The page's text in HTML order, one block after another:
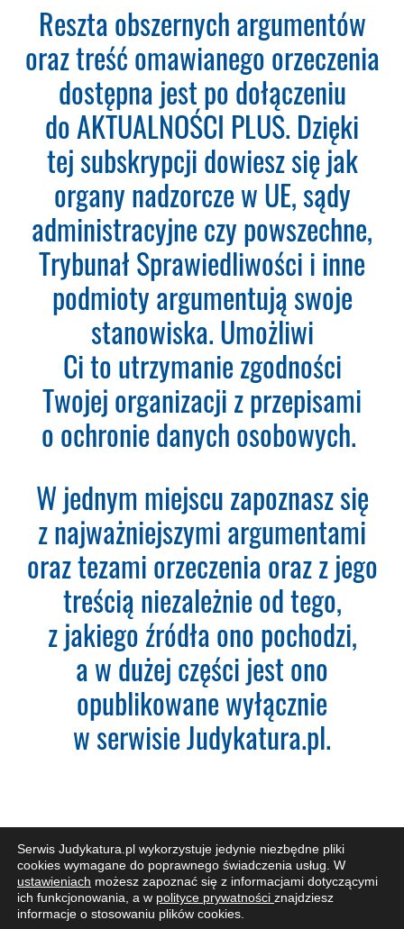
o Ochronie Danych
Osobowych (RODO).
Codzienna aktualizacja
bazy orzeczeń.
Teraz zamawiasz Szkolenie RODO -
Inspektor Ochrony Danych.Nie
musisz podawać karty płatniczej.
Wystarczy, że wypełnisz formularz
a na podany adres e-mail otrzymasz
fakturę VAT do opłacenia. Ważne:
Dopiero po zaksięgowaniu płatności
– system utworzy konto
użytkownika oraz uruchomi
subskrypcję. Dopiero od tego
momentu rozpoczyna się okres
Subskrypcji.
Aktualności Plus 360
Wyszukiwarka 360
Wyszukiwarka Plus 360 dni
Adres e-mail:
Nazwa Firmy:
NIP:
Kod Pocztowy:
Reszta obszernych argumentów
oraz treść omawianego orzeczenia
dostępna jest po dołączeniu
do AKTUALNOŚCI PLUS. Dzięki
tej subskrypcji dowiesz się jak
organy nadzorcze w UE, sądy
administracyjne czy powszechne,
Trybunał Sprawiedliwości i inne
podmioty argumentują swoje
stanowiska. Umożliwi
Ci to utrzymanie zgodności
Twojej organizacji z przepisami
o ochronie danych osobowych.
W jednym miejscu zapoznasz się
z najważniejszymi argumentami
oraz tezami orzeczenia oraz z jego
treścią niezależnie od tego,
z jakiego źródła ono pochodzi,
a w dużej części jest ono
opublikowane wyłącznie
w serwisie Judykatura.pl.
ZAPISZ SIĘ DO NEWSLETTERA
Serwis Judykatura.pl wykorzystuje jedynie niezbędne pliki
cookies wymagane do poprawnego świadczenia usług. W
ustawieniach możesz zapoznać się z informacjami dotyczącymi
ich funkcjonowania, a w polityce prywatności znajdziesz
informacje o stosowaniu plików cookies.